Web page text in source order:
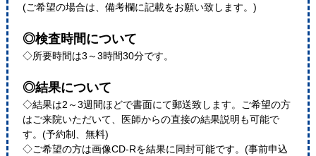
(ご希望の場合は、備考欄に記載をお願い致します。)
◎検査時間について
◇所要時間は3～3時間30分です。
◎結果について
◇結果は2～3週間ほどで書面にて郵送致します。ご希望の方
はご来院いただいて、医師からの直接の結果説明も可能で
す。(予約制、無料)
◇ご希望の方は画像CD-Rを結果に同封可能です。(事前申込